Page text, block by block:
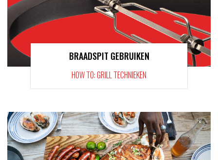
BRAADSPIT GEBRUIKEN
HOW TO: GRILL TECHNIEKEN